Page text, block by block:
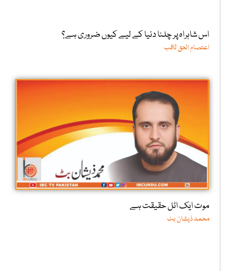
اس شاہراہ پر چلنا دنیا کے لیے کیوں ضروری ہے؟
اعتصام الحق ثاقب
موت ایک اٹل حقیقت ہے
محمد ذیشان بٹ